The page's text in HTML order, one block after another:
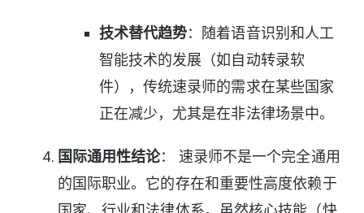
技术替代趋势：随着语音识别和人工
智能技术的发展（如自动转录软
件），传统速录师的需求在某些国家
正在减少，尤其是在非法律场景中。
国际通用性结论： 速录师不是一个完全通用
的国际职业。它的存在和重要性高度依赖于